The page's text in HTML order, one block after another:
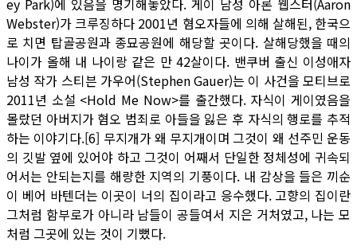
ey Park)에 있음을 명기해놓았다. 게이 남성 아론 웹스터(Aaron
Webster)가 크루징하다 2001년 혐오자들에 의해 살해된, 한국으
로 치면 탑골공원과 종묘공원에 해당할 곳이다. 살해당했을 때의
나이가 올해 내 나이랑 같은 만 42살이다. 밴쿠버 출신 이성애자
남성 작가 스티븐 가우어(Stephen Gauer)는 이 사건을 모티브로
2011년 소설 <Hold Me Now>를 출간했다. 자식이 게이였음을
몰랐던 아버지가 혐오 범죄로 아들을 잃은 후 자식의 행로를 추적
하는 이야기다.[6] 무지개가 왜 무지개이며 그것이 왜 선주민 운동
의 깃발 옆에 있어야 하고 그것이 어째서 단일한 정체성에 귀속되
어서는 안되는지를 해량한 지역의 기풍이다. 내 감상을 들은 끼순
이 베어 바텐더는 이곳이 너의 집이라고 응수했다. 고향의 집이란
그처럼 함부로가 아니라 남들이 공들여서 지은 거처였고, 나는 모
처럼 그곳에 있는 것이 기뻤다.